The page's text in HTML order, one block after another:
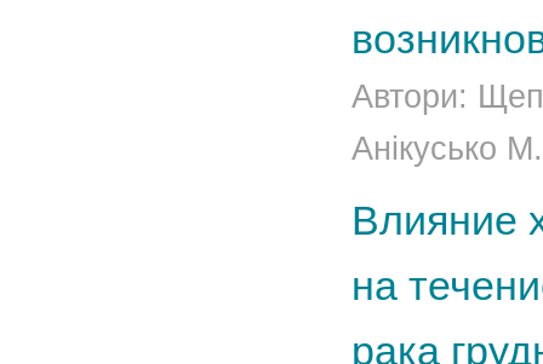
Автори:
Анікусько
Влияние
на
рака